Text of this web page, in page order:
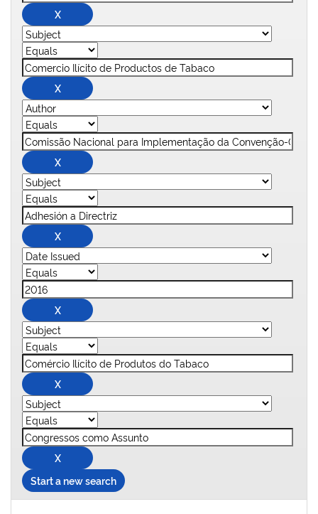
Start a new search